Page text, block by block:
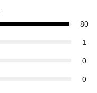
80
1
0
0